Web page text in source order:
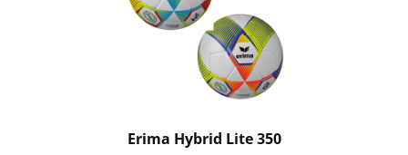
Erima Hybrid Lite 350